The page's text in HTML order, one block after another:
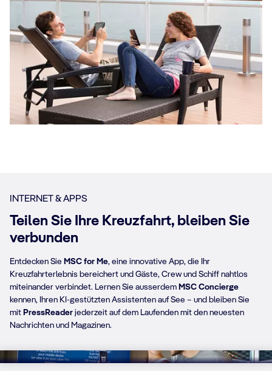
INTERNET & APPS
Teilen Sie Ihre Kreuzfahrt, bleiben Sie
verbunden
Entdecken Sie MSC for Me, eine innovative App, die Ihr
Kreuzfahrterlebnis bereichert und Gäste, Crew und Schiff nahtlos
miteinander verbindet. Lernen Sie ausserdem MSC Concierge
kennen, Ihren KI-gestützten Assistenten auf See – und bleiben Sie
mit PressReader jederzeit auf dem Laufenden mit den neuesten
Nachrichten und Magazinen.